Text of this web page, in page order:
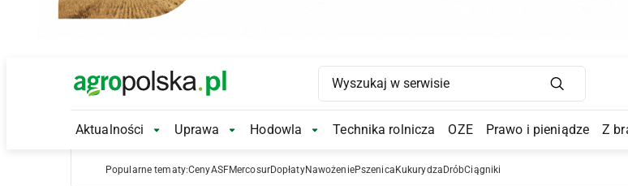
Main Logo
Main Navigation
Aktualności Aktualności Submenu
Uprawa Uprawa Submenu
Hodowla Hodowla Submenu
Technika rolnicza OZE Prawo i pieniądze Z
Popularne tematy:CenyASFMercosurDopłatyNawożeniePszenica Kukurydza DróbCiągniki